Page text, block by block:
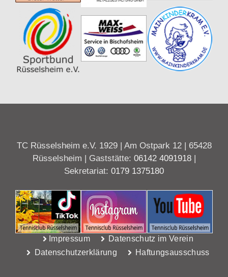
TC Rüsselsheim e.V. 1929 | Am Ostpark 12 | 65428
Rüsselsheim | Gaststätte: 06142 4091918|
Sekretariat: 0179 1375180
Impressum
Datenschutz im Verein
Datenschutzerklärung
Haftungsausschuss